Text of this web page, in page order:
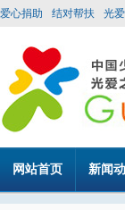
爱心捐助 结对帮扶 光
网站首页 新闻